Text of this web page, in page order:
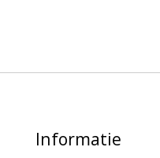
Informatie